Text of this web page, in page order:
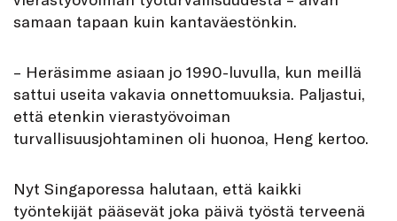
samaan tapaan kuin kantaväestönkin.
– Heräsimme asiaan jo 1990-luvulla, kun meillä
sattui useita vakavia onnettomuuksia. Paljastui,
että etenkin vierastyövoiman
turvallisuusjohtaminen oli huonoa, Heng kertoo.
Nyt Singaporessa halutaan, että kaikki
työntekijät pääsevät joka päivä työstä terveenä